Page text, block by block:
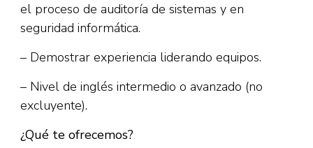
el proceso de auditoría de sistemas y en
seguridad informática.
– Demostrar experiencia liderando equipos.
– Nivel de inglés intermedio o avanzado (no
excluyente).
¿Qué te ofrecemos?